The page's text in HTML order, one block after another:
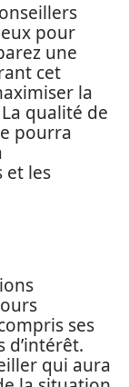
pour
une
cet
la
qualité de
pourra
et les
ses
d’intérêt.
qui aura